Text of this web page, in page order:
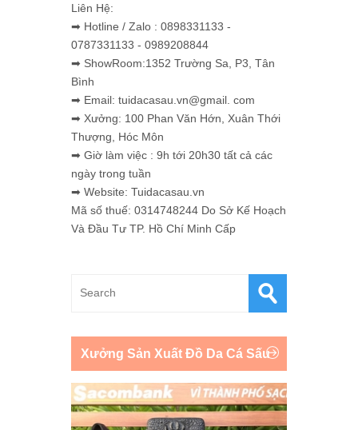
Liên Hệ:
➡ Hotline / Zalo : 0898331133 -
0787331133 - 0989208844
➡ ShowRoom:1352 Trường Sa, P3, Tân
Bình
➡ Email: tuidacasau.vn@gmail. com
➡ Xưởng: 100 Phan Văn Hớn, Xuân Thới
Thượng, Hóc Môn
➡ Giờ làm việc : 9h tới 20h30 tất cả các
ngày trong tuần
➡ Website: Tuidacasau.vn
Mã số thuế: 0314748244 Do Sở Kế Hoạch
Và Đầu Tư TP. Hồ Chí Minh Cấp
Xưởng Sản Xuất Đồ Da Cá Sấu